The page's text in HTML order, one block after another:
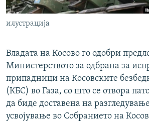
илустрација
Владата на Косово го одобри
Министерството за одбрана за
припадници на Косовските
(КБС) во Газа, со што се отвора
да биде доставена на
усвојување во Собранието на